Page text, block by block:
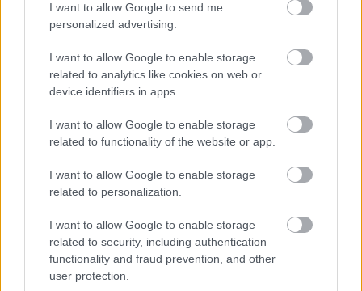
I want to allow Google to send me
personalized advertising.
I want to allow Google to enable storage
related to analytics like cookies on web or
device identifiers in apps.
I want to allow Google to enable storage
related to functionality of the website or app.
I want to allow Google to enable storage
related to personalization.
I want to allow Google to enable storage
related to security, including authentication
functionality and fraud prevention, and other
user protection.
Nem sikerült versenyt nyernie, de mégis
komoly bajnoki címet szerzett a spanyol
versenyző
Hund Gábor - 2023. július 13.
A győzelem, mellyel Basso két jelentős